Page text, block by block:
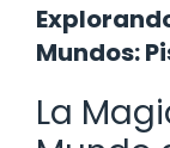
Mundos:
La